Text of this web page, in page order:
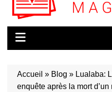
Accueil » Blog » Lualaba:
enquête après la mort